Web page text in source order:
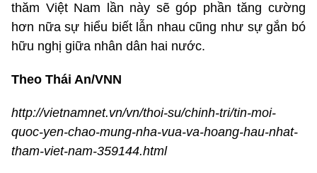
thăm Việt Nam lần này sẽ góp phần tăng cường
hơn nữa sự hiểu biết lẫn nhau cũng như sự gắn bó
hữu nghị giữa nhân dân hai nước.
Theo Thái An/VNN
http://vietnamnet.vn/vn/thoi-su/chinh-tri/tin-moi-
quoc-yen-chao-mung-nha-vua-va-hoang-hau-nhat-
tham-viet-nam-359144.html